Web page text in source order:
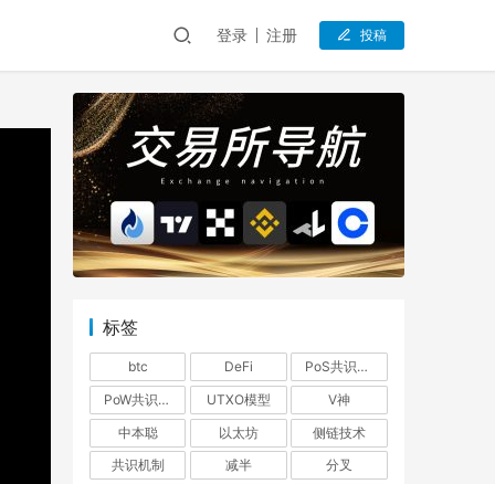
登录 注册 投稿
标签
btc DeFi
PoS共识机制
PoW共识机制
UTXO模型
V神
中本聪
以太坊
侧链技术
共识机制
减半
分叉